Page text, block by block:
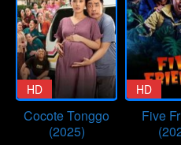
HD
Cocote Tonggo
(2025)
HD
Five